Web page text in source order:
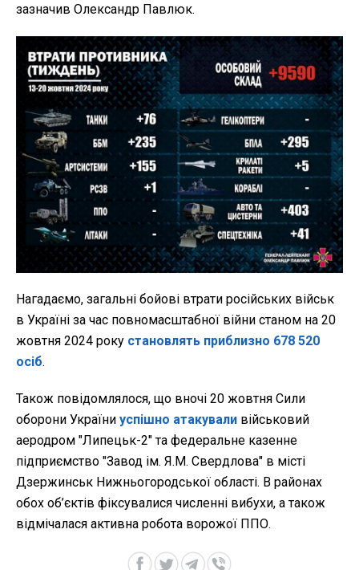
зазначив Олександр Павлюк.
Нагадаємо, загальні бойові втрати російських військ
в Україні за час повномасштабної війни станом на 20
жовтня 2024 року становлять приблизно 678 520
осіб.
Також повідомлялося, що вночі 20 жовтня Сили
оборони України успішно атакували військовий
аеродром "Липецьк-2" та федеральне казенне
підприємство "Завод ім. Я.М. Свердлова" в місті
Дзержинськ Нижньогородської області. В районах
обох об’єктів фіксувалися численні вибухи, а також
відмічалася активна робота ворожої ППО.